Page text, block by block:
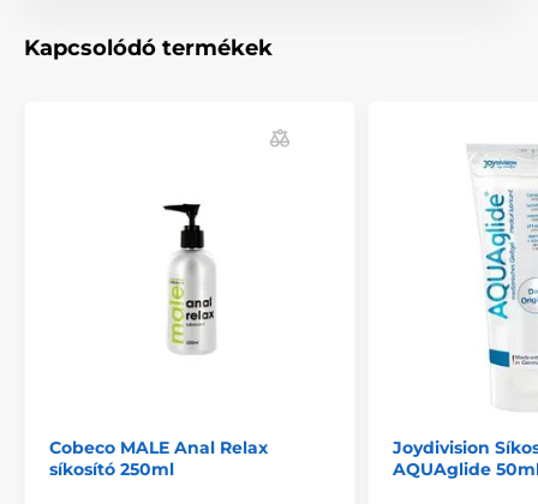
Kapcsolódó termékek
Cobeco MALE Anal Relax
síkosító 250ml
Joydivision
AQUAglide